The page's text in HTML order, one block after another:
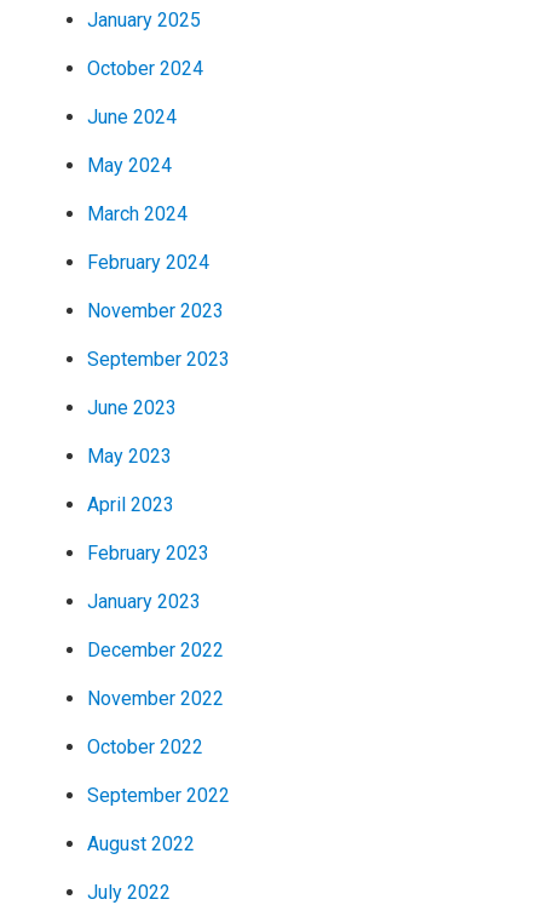
January 2025
October 2024
June 2024
May 2024
March 2024
February 2024
November 2023
September 2023
June 2023
May 2023
April 2023
February 2023
January 2023
December 2022
November 2022
October 2022
September 2022
August 2022
July 2022